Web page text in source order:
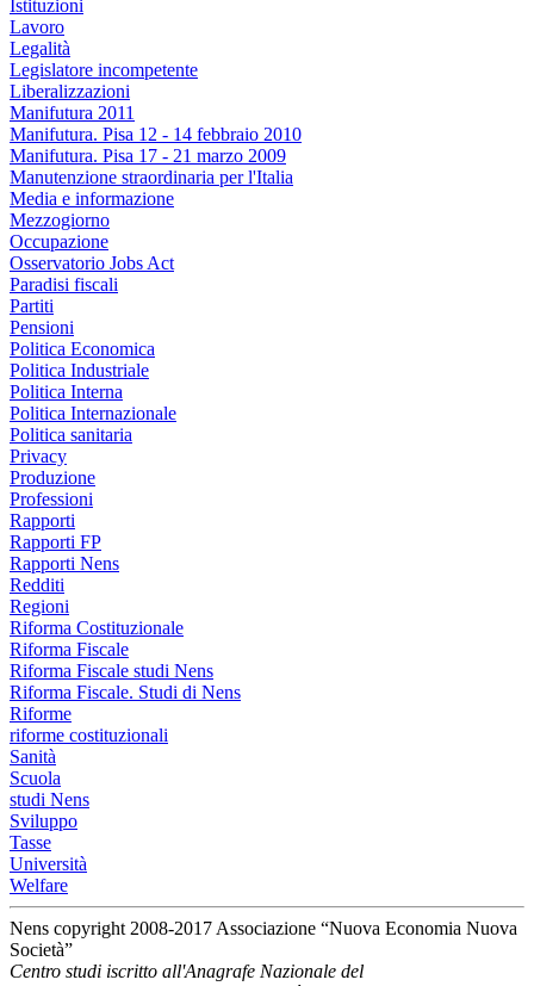
Istituzioni
Lavoro
Legalità
Legislatore incompetente
Liberalizzazioni
Manifutura 2011
Manifutura. Pisa 12 - 14 febbraio 2010
Manifutura. Pisa 17 - 21 marzo 2009
Manutenzione straordinaria per l'Italia
Media e informazione
Mezzogiorno
Occupazione
Osservatorio Jobs Act
Paradisi fiscali
Partiti
Pensioni
Politica Economica
Politica Industriale
Politica Interna
Politica Internazionale
Politica sanitaria
Privacy
Produzione
Professioni
Rapporti
Rapporti FP
Rapporti Nens
Redditi
Regioni
Riforma Costituzionale
Riforma Fiscale
Riforma Fiscale studi Nens
Riforma Fiscale. Studi di Nens
Riforme
riforme costituzionali
Sanità
Scuola
studi Nens
Sviluppo
Tasse
Università
Welfare
Nens copyright 2008-2017 Associazione “Nuova Economia Nuova
Società”
Centro studi iscritto all'Anagrafe Nazionale del